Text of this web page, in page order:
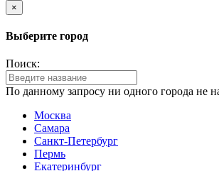
×
Выберите город
Поиск:
По данному запросу ни одного города не
Москва
Самара
Санкт-Петербург
Пермь
Екатеринбург